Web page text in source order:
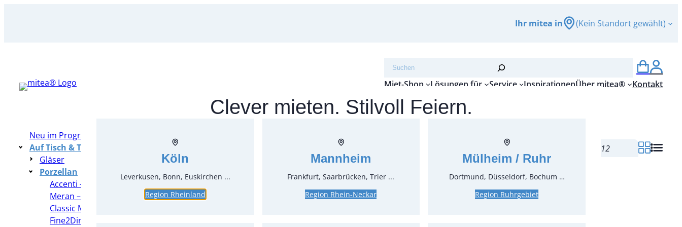
Ihr mitea in (Kein Standort gewählt)
Suchen
Miet-Shop
Lösungen für Service InspirationenÜber mitea® Kontakt
Neu im Programm
Auf Tisch & Tafel – Table Top
Gläser
Porzellan
Accenti – Rosenthal
Meran – Seltmann Weiden
Classic Monbijou – Rosenthal
Fine2Dine
Jade Fine Bone China – Rosenthal
Clever mieten. Stilvoll Feiern.
Köln
Leverkusen, Bonn, Euskirchen ...
Region Rheinland
Mannheim
Frankfurt, Saarbrücken, Trier ...
Region Rhein-Neckar
Mülheim / Ruhr
Dortmund, Düsseldorf, Bochum …
Region Ruhrgebiet